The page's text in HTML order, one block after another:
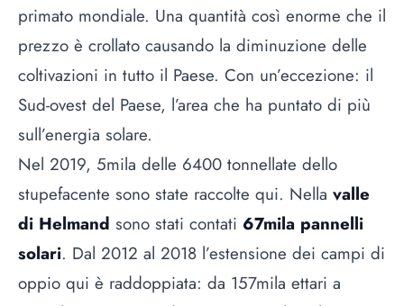
primato mondiale. Una quantità così enorme che il
prezzo è crollato causando la diminuzione delle
coltivazioni in tutto il Paese. Con un’eccezione: il
Sud-ovest del Paese, l’area che ha puntato di più
sull’energia solare.
Nel 2019, 5mila delle 6400 tonnellate dello
stupefacente sono state raccolte qui. Nella valle
di Helmand sono stati contati 67mila pannelli
solari. Dal 2012 al 2018 l’estensione dei campi di
oppio qui è raddoppiata: da 157mila ettari a